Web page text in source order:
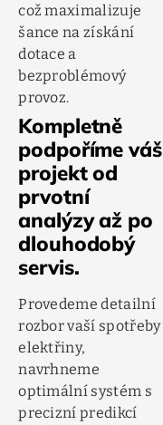
což maximalizuje
šance na získání
dotace a
bezproblémový
provoz.
Kompletně
podpoříme váš
projekt od
prvotní
analýzy až po
dlouhodobý
servis.
Provedeme detailní
rozbor vaší spotřeby
elektřiny,
navrhneme
optimální systém s
precizní predikcí